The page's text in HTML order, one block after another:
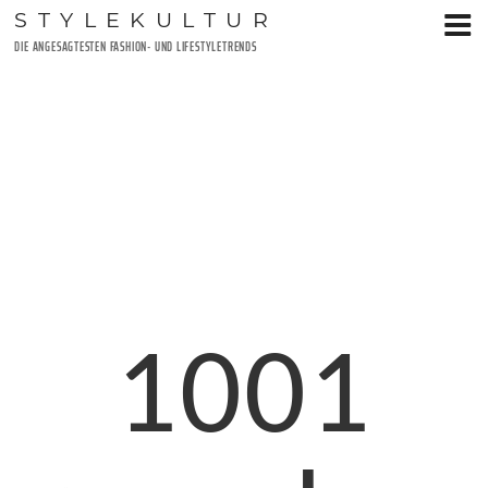
Zum
Inhalt
STYLEKULTUR
DIE ANGESAGTESTEN FASHION- UND LIFESTYLETRENDS
1001